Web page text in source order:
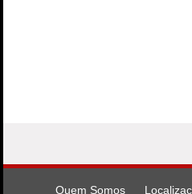
Quem Somos